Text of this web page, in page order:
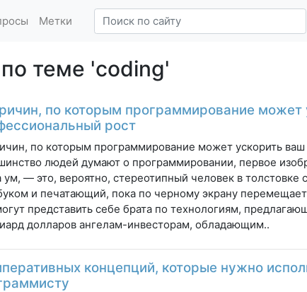
Метки
теме 'coding'
по которым программирование может
рост
по которым программирование может ускорить
людей думают о программировании, первое
ум, — это, вероятно, стереотипный человек в
и печатающий, пока по черному экрану
представить себе брата по технологиям,
долларов ангелам-инвесторам, обладающим..
концепций, которые нужно